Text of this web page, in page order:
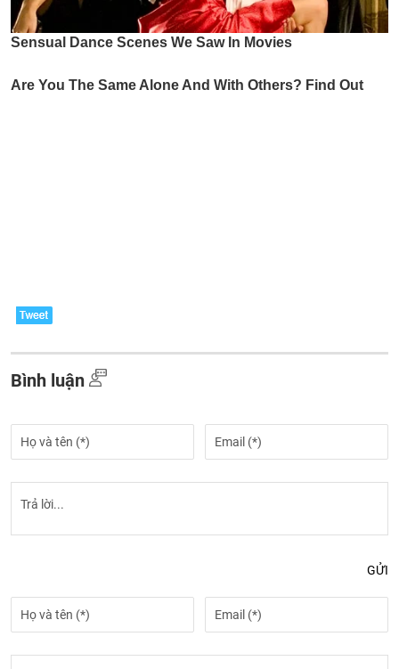
Bình luận
GỬI